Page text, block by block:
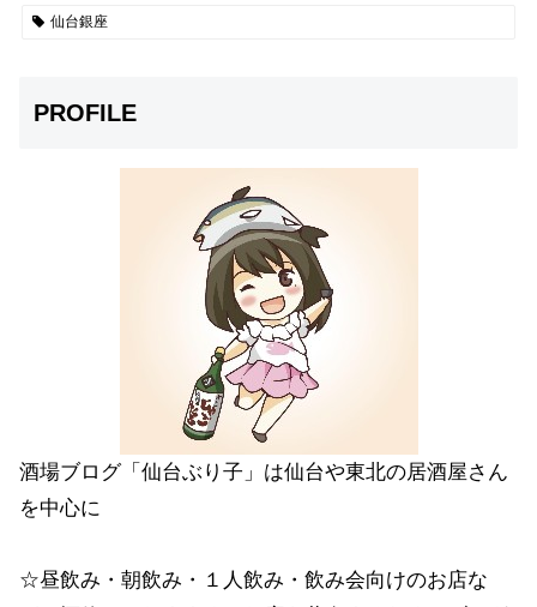
仙台銀座
PROFILE
酒場ブログ「仙台ぶり子」は仙台や東北の居酒屋さん
を中心に
☆昼飲み・朝飲み・１人飲み・飲み会向けのお店な